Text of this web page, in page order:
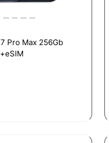
Pro Max 256Gb